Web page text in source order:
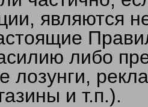
являются
либо
лозунги,
и т.п.).